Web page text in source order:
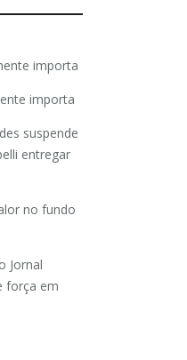
importa
importa
suspende
entregar
no fundo
Jornal
força em